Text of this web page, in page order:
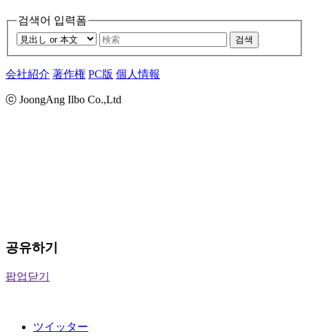
검색어 입력폼
검색
会社紹介 著作権 PC版 個人情報
ⓒ JoongAng Ilbo Co.,Ltd
공유하기
팝업닫기
ツイッター